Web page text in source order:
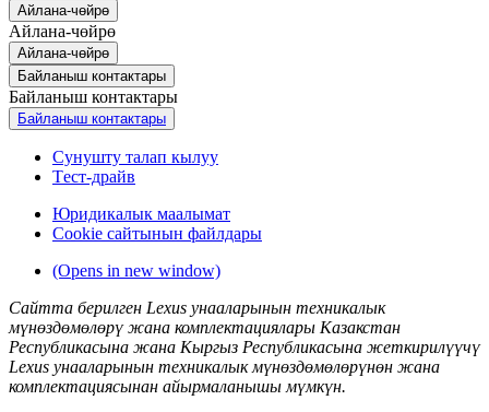
Айлана-чөйрө
Айлана-чөйрө
Айлана-чөйрө
Байланыш контактары
Байланыш контактары
Байланыш контактары
Сунушту талап кылуу
Tест-драйв
Юридикалык маалымат
Сookie сайтынын файлдары
(Opens in new window)
Сайтта берилген Lexus унааларынын техникалык
мүнөздөмөлөрү жана комплектациялары Казакстан
Республикасына жана Кыргыз Республикасына жеткирилүүчү
Lexus унааларынын техникалык мүнөздөмөлөрүнөн жана
комплектациясынан айырмаланышы мүмкүн.